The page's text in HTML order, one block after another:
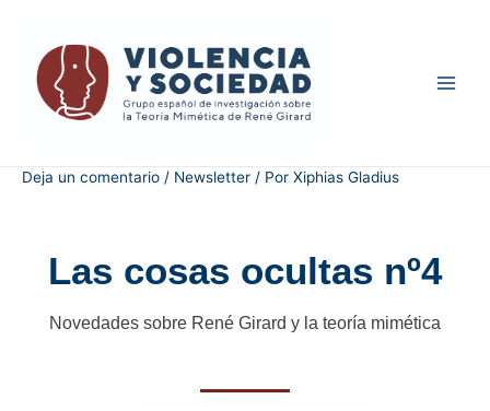
Deja un comentario / Newsletter / Por Xiphias Gladius
Las cosas ocultas nº4
Novedades sobre René Girard y la teoría mimética